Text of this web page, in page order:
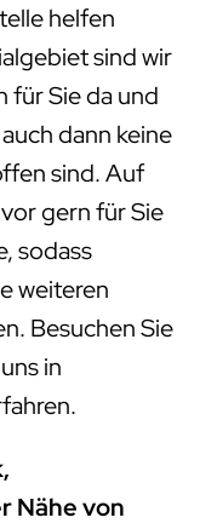
helfen
sind wir
für Sie da und
dann keine
sind. Auf
gern für Sie
sodass
weiteren
Besuchen Sie
in
Nähe von